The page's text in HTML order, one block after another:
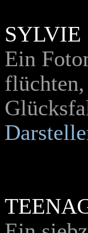
SYLVIE
Ein